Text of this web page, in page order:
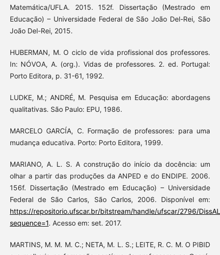
Matemática/UFLA. 2015. 152f. Dissertação (Mestrado em
Educação) – Universidade Federal de São João Del-Rei, São
João Del-Rei, 2015.
HUBERMAN, M. O ciclo de vida profissional dos professores.
In: NÓVOA, A. (org.). Vidas de professores. 2. ed. Portugal:
Porto Editora, p. 31-61, 1992.
LUDKE, M.; ANDRÉ, M. Pesquisa em Educação: abordagens
qualitativas. São Paulo: EPU, 1986.
MARCELO GARCÍA, C. Formação de professores: para uma
mudança educativa. Porto: Porto Editora, 1999.
MARIANO, A. L. S. A construção do início da docência: um
olhar a partir das produções da ANPED e do ENDIPE. 2006.
156f. Dissertação (Mestrado em Educação) – Universidade
Federal de São Carlos, São Carlos, 2006. Disponível em:
https://repositorio.ufscar.br/bitstream/handle/ufscar/2796/
sequence=1. Acesso em: set. 2017.
MARTINS, M. M. M. C.; NETA, M. L. S.; LEITE, R. C. M. O PIBID